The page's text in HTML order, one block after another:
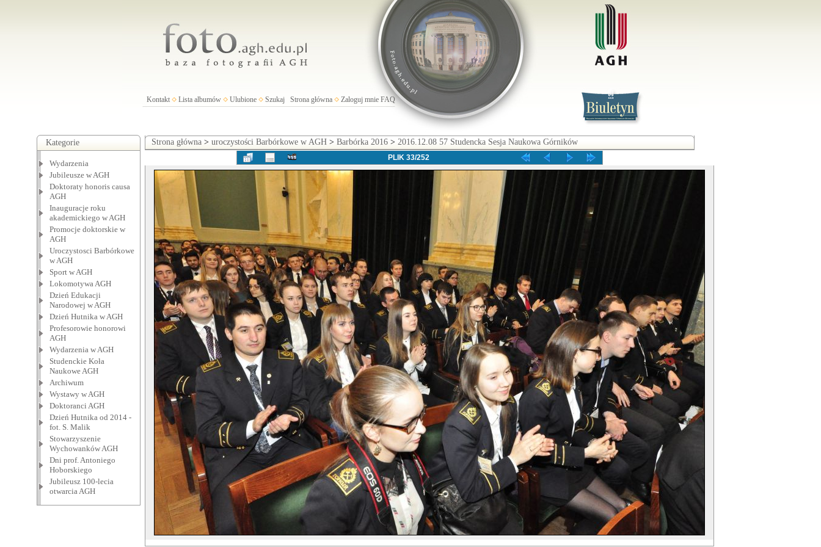
Kontakt Lista albumów Ulubione Szukaj Strona główna Zaloguj mnie FAQ
Kategorie
Wydarzenia
Jubileusze w AGH
Doktoraty honoris causa
AGH
Inauguracje roku
akademickiego w AGH
Promocje doktorskie w
AGH
Uroczystosci Barbórkowe
w AGH
Sport w AGH
Lokomotywa AGH
Dzień Edukacji
Narodowej w AGH
Dzień Hutnika w AGH
Profesorowie honorowi
AGH
Wydarzenia w AGH
Studenckie Koła
Naukowe AGH
Archiwum
Wystawy w AGH
Doktoranci AGH
Dzień Hutnika od 2014 -
fot. S. Malik
Stowarzyszenie
Wychowanków AGH
Dni prof. Antoniego
Hoborskiego
Jubileusz 100-lecia
otwarcia AGH
Strona główna> uroczystości Barbórkowe w AGH> Barbórka 2016> 2016.12.08 57 Studencka Sesja Naukowa Górników
PLIK 33/252